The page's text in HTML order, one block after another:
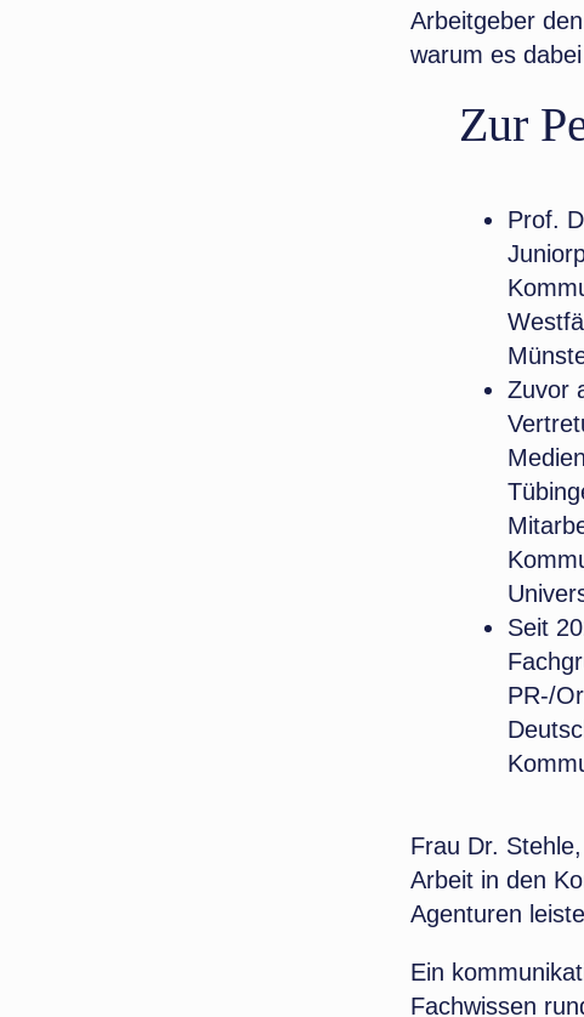
Arbeitgeber
warum es
Zur
Prof.
Zuvor
Seit
PR-/
Frau Dr.
Arbeit in den
Agenturen
Ein
Fachwissen